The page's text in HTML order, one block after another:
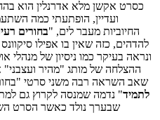
כסרט אקשן מלא אדרנלין הוא
ועדיין, הופתעתי כמה
החיוביות מעבר לים, "בחורים
להדהים, כזה שאין בו אפילו
ונראה בעיקר כמו ניסיון של
ההצלחה של מותג "מהיר ועצבני"
שאב השראה רבה משני סרטי
לתמיד" נדמה שמנסה לקרוץ גם
שבערך נולד כאשר הסרט